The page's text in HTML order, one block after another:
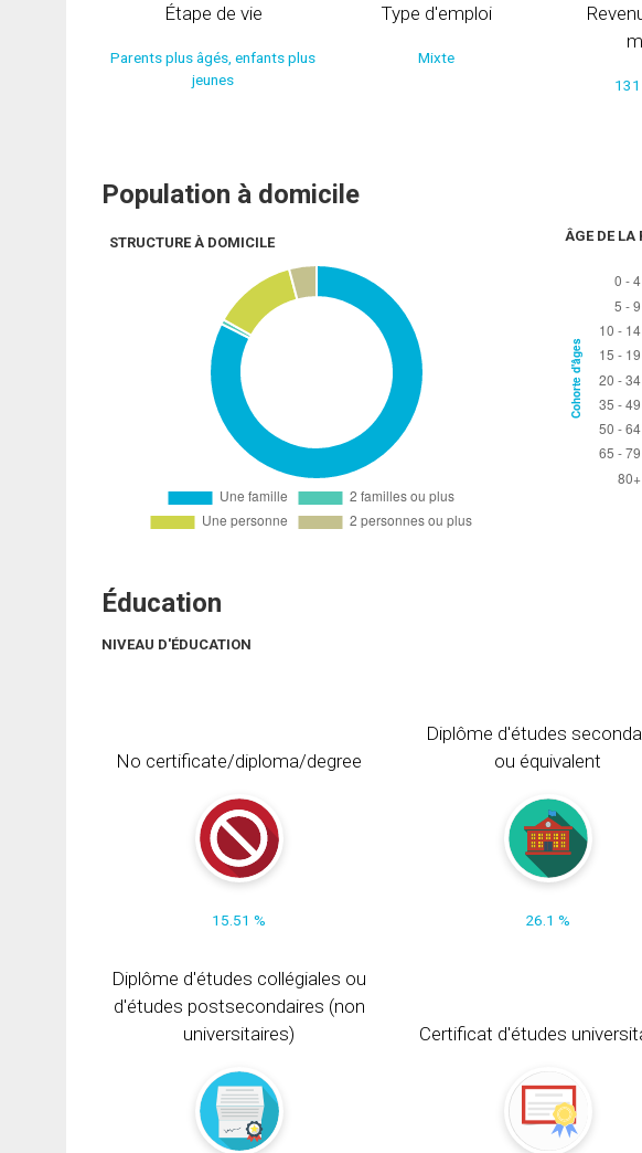
Étape de vie
Parents plus âgés, enfants plus
jeunes
Type d'emploi
Mixte
Population à domicile
STRUCTURE À DOMICILE ÂGE DE LA
Éducation
NIVEAU D'ÉDUCATION
No certificate/diploma/degree
15.51 %
Diplôme d'études
ou équivalent
26.1 %
Diplôme d'études collégiales ou
d'études postsecondaires (non
universitaires)
Certificat d'études